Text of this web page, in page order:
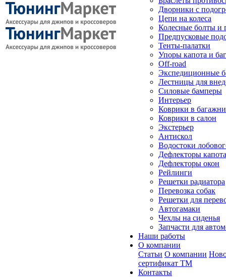
Дворники с
Цепи на колеса
Колесные болты и
Предпусковые
Тенты-палатки
Упоры капота и
Off-road
Экспедиционные
Лестницы для
Силовые бамперы
Интерьер
Коврики в
Коврики в салон
Экстерьер
Антискол
Водостоки
Дефлекторы капота
Дефлекторы окон
Рейлинги
Решетки радиатора
Перевозка собак
Решетки для
Автогамаки
Чехлы на сиденья
Запчасти для
Наши работы
О компании
Статьи О компании
сертификат ТМ
Контакты